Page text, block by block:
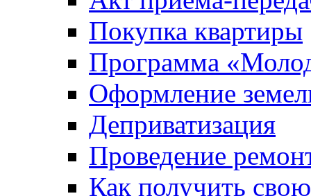
Покупка квартиры
Программа
Оформление
Деприватизация
Проведение
Как получить